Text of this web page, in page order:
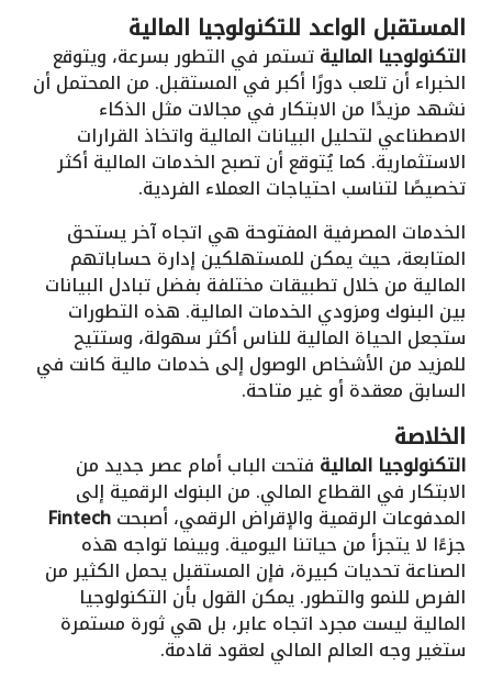
المستقبل الواعد للتكنولوجيا المالية
التكنولوجيا الماليةتستمر في التطور بسرعة، ويتوقع
الخبراء أن تلعب دورًا أكبر في المستقبل. من المحتمل أن
نشهد مزيدًا من الابتكار في مجالات مثل الذكاء
الاصطناعي لتحليل البيانات المالية واتخاذ القرارات
الاستثمارية. كما يُتوقع أن تصبح الخدمات المالية أكثر
تخصيصًا لتناسب احتياجات العملاء الفردية.
الخدمات المصرفية المفتوحة هي اتجاه آخر يستحق
المتابعة، حيث يمكن للمستهلكين إدارة حساباتهم
المالية من خلال تطبيقات مختلفة بفضل تبادل البيانات
بين البنوك ومزودي الخدمات المالية. هذه التطورات
ستجعل الحياة المالية للناس أكثر سهولة، وستتيح
للمزيد من الأشخاص الوصول إلى خدمات مالية كانت في
السابق معقدة أو غير متاحة.
الخلاصة
التكنولوجيا المالية فتحت الباب أمام عصر جديد من
الابتكار في القطاع المالي. من البنوك الرقمية إلى
المدفوعات الرقمية والإقراض الرقمي، أصبحتFintech
جزءًا لا يتجزأ من حياتنا اليومية. وبينما تواجه هذه
الصناعة تحديات كبيرة، فإن المستقبل يحمل الكثير من
الفرص للنمو والتطور. يمكن القول بأن التكنولوجيا
المالية ليست مجرد اتجاه عابر، بل هي ثورة مستمرة
ستغير وجه العالم المالي لعقود قادمة.